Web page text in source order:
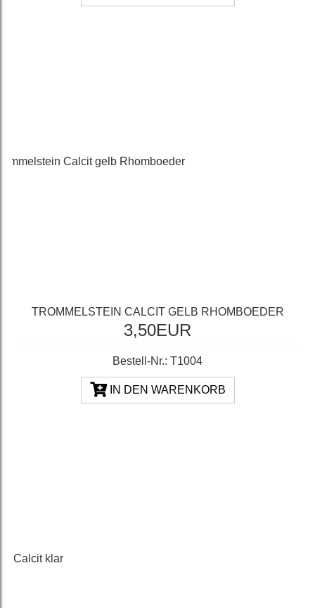
TROMMELSTEIN CALCIT GELB RHOMBOEDER
3,50EUR
Bestell-Nr.: T1004
IN DEN WARENKORB